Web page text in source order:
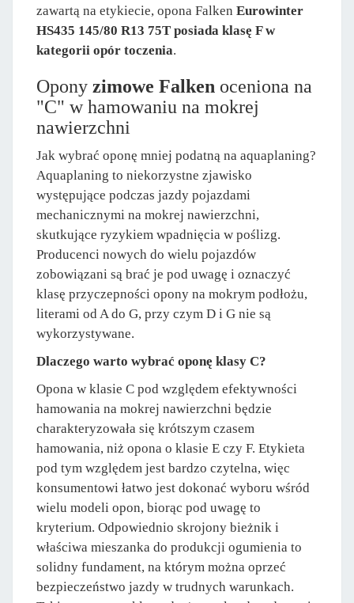
zawartą na etykiecie, opona Falken Eurowinter
HS435 145/80 R13 75T posiada klasę F w
kategorii opór toczenia.
Opony zimowe Falken oceniona na
"C" w hamowaniu na mokrej
nawierzchni
Jak wybrać oponę mniej podatną na aquaplaning?
Aquaplaning to niekorzystne zjawisko
występujące podczas jazdy pojazdami
mechanicznymi na mokrej nawierzchni,
skutkujące ryzykiem wpadnięcia w poślizg.
Producenci nowych do wielu pojazdów
zobowiązani są brać je pod uwagę i oznaczyć
klasę przyczepności opony na mokrym podłożu,
literami od A do G, przy czym D i G nie są
wykorzystywane.
Dlaczego warto wybrać oponę klasy C?
Opona w klasie C pod względem efektywności
hamowania na mokrej nawierzchni będzie
charakteryzowała się krótszym czasem
hamowania, niż opona o klasie E czy F. Etykieta
pod tym względem jest bardzo czytelna, więc
konsumentowi łatwo jest dokonać wyboru wśród
wielu modeli opon, biorąc pod uwagę to
kryterium. Odpowiednio skrojony bieżnik i
właściwa mieszanka do produkcji ogumienia to
solidny fundament, na którym można oprzeć
bezpieczeństwo jazdy w trudnych warunkach.